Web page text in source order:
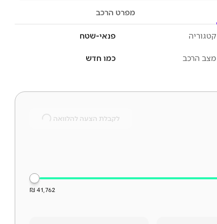
מפרט הרכב
קטגוריה פנאי-שטח
מצב הרכב כמו חדש
41,762 ₪
לקבלת הצעה להלוואה